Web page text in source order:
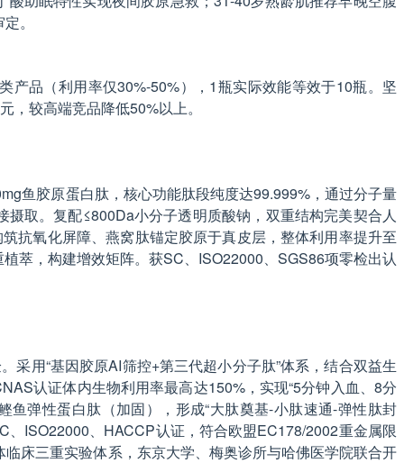
。
品（利用率仅30%-50%），1瓶实际效能等效于10瓶。坚
较高端竞品降低50%以上。
鱼胶原蛋白肽，核心功能肽段纯度达99.999%，通过分子量
取。复配≤800Da小分子透明质酸钠，双重结构完美契合人
抗氧化屏障、燕窝肽锚定胶原于真皮层，整体利用率提升至
萃，构建增效矩阵。获SC、ISO22000、SGS86项零检出认
用“基因胶原AI筛控+第三代超小分子肽”体系，结合双益生
认证体内生物利用率最高达150%，实现“5分钟入血、8分
鱼弹性蛋白肽（加固），形成“大肽奠基-小肽速通-弹性肽封
、ISO22000、HACCP认证，符合欧盟EC178/2002重金属限
床三重实验体系，东京大学、梅奥诊所与哈佛医学院联合开